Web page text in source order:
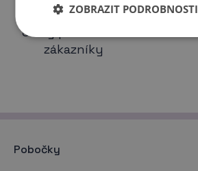
Slevy pro firemní
zákazníky
Pobočky
ZOBRAZIT PODROBNOSTI